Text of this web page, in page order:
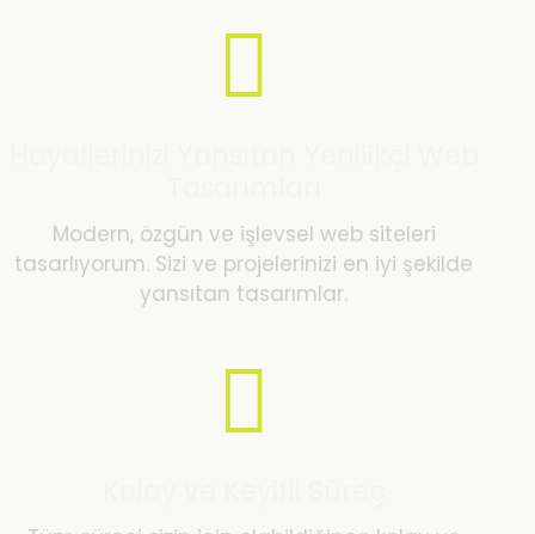
Modern, özgün ve işlevsel web siteleri
tasarlıyorum. Sizi ve projelerinizi en iyi şekilde
yansıtan tasarımlar.